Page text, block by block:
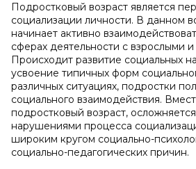
Подростковый возраст является
социализации личности. В данном
начинает активно
сферах деятельности с взрослыми
Происходит развитие социальных
усвоение типичных форм
различных ситуациях, подростки
социального взаимодействия.
подростковый возраст,
нарушениями процесса
широким кругом социально-
социально-педагогических причин.